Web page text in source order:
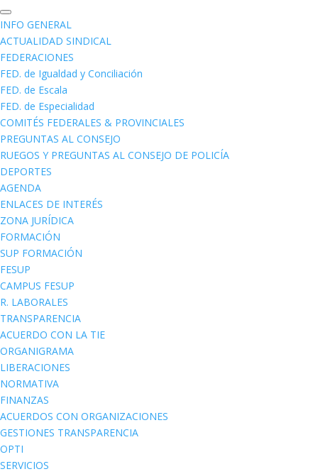
INFO GENERAL
ACTUALIDAD SINDICAL
FEDERACIONES
FED. de Igualdad y Conciliación
FED. de Escala
FED. de Especialidad
COMITÉS FEDERALES & PROVINCIALES
PREGUNTAS AL CONSEJO
RUEGOS Y PREGUNTAS AL CONSEJO DE POLICÍA
DEPORTES
AGENDA
ENLACES DE INTERÉS
ZONA JURÍDICA
FORMACIÓN
SUP FORMACIÓN
FESUP
CAMPUS FESUP
R. LABORALES
TRANSPARENCIA
ACUERDO CON LA TIE
ORGANIGRAMA
LIBERACIONES
NORMATIVA
FINANZAS
ACUERDOS CON ORGANIZACIONES
GESTIONES TRANSPARENCIA
OPTI
SERVICIOS